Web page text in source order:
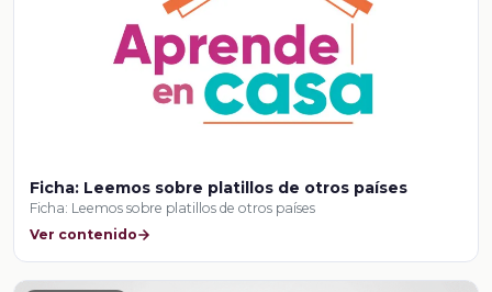
Ficha: Leemos sobre platillos de otros países
Ficha: Leemos sobre platillos de otros países
Ver contenido